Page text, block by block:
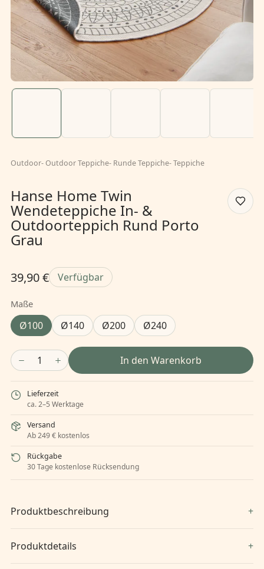
Outdoor-Outdoor Teppiche- Runde Teppiche-Teppiche
Hanse Home Twin
Wendeteppiche In- &
Outdoorteppich Rund Porto
Grau
39,90 € Verfügbar
Maße
Ø100 Ø140 Ø200 Ø240
1 In den Warenkorb
Lieferzeit
ca. 2–5 Werktage
Versand
Ab 249 € kostenlos
Rückgabe
30 Tage kostenlose Rücksendung
Produktbeschreibung
Produktdetails